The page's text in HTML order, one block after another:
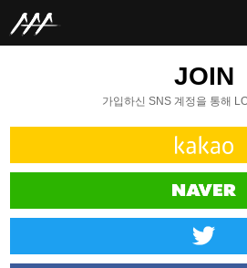
JOIN
가입하신 SNS 계정을 통해